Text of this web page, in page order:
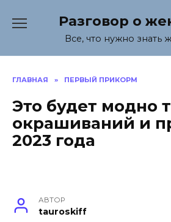
содержанию
Разговор о
Все, что нужно знать
ГЛАВНАЯ » ПЕРВЫЙ ПРИКОРМ
Это будет модно
окрашиваний и
2023 года
АВТОР
tauroskiff